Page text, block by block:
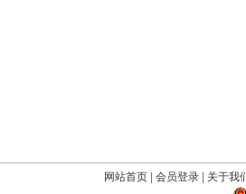
网站首页 会员登录
关于我